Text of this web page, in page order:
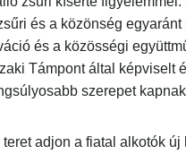
és a közönség
és a közösségi
Támpont által
szerepet kapnak
adjon a fiatal alkotók